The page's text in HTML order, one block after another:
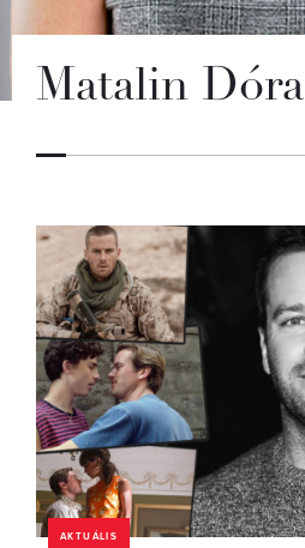
Matalin Dóra
AKTUÁLIS